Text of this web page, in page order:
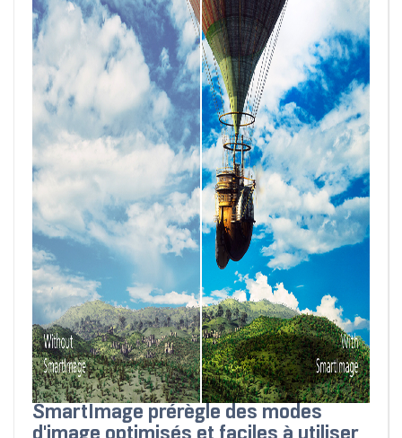
SmartImage prérègle des modes